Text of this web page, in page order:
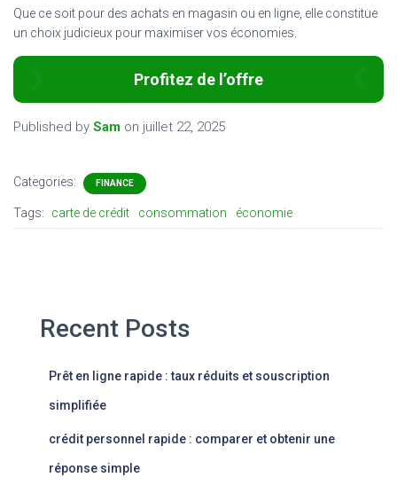
Que ce soit pour des achats en magasin ou en ligne, elle constitue
un choix judicieux pour maximiser vos économies.
Profitez de l’offre
Published by Sam on juillet 22, 2025
Categories: FINANCE
Tags: carte de crédit consommation économie
Recent Posts
Prêt en ligne rapide : taux réduits et souscription
simplifiée
crédit personnel rapide : comparer et obtenir une
réponse simple